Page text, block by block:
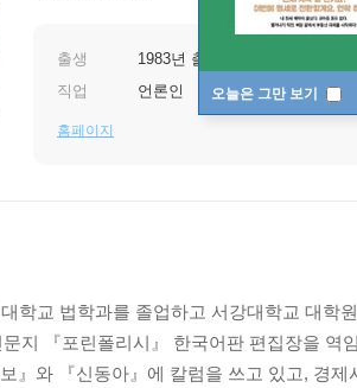
오늘은 그만 보기
출생 1983년 출생
직업
언론인
홈페이지
학교 법학과를 졸업하고 서강대학교 대학
지 『포린폴리시』 한국어판 편집장을 역
』와 『신동아』에 칼럼을 쓰고 있고, 경